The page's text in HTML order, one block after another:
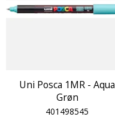
Uni Posca 1MR - Aqua
Grøn
401498545